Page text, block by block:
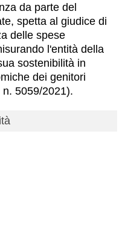
da parte del
spetta al giudice di
delle spese
l'entità della
sostenibilità in
dei genitori
5059/2021).